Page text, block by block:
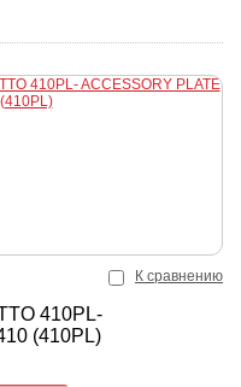
К сравнению
410PL-
(410PL)